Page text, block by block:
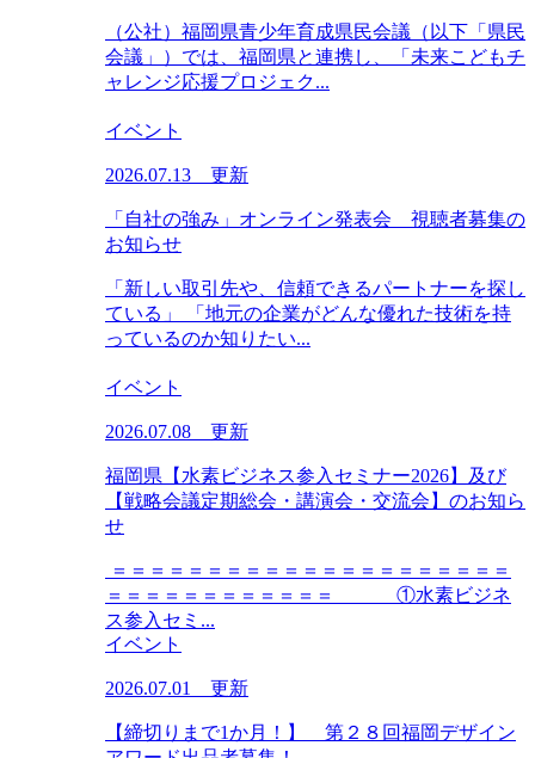
（公社）福岡県青少年育成県民会議（以下「県民
会議」）では、福岡県と連携し、「未来こどもチ
ャレンジ応援プロジェク...
イベント
2026.07.13 更新
「自社の強み」オンライン発表会 視聴者募集の
お知らせ
「新しい取引先や、信頼できるパートナーを探し
ている」 「地元の企業がどんな優れた技術を持
っているのか知りたい...
イベント
2026.07.08 更新
福岡県【水素ビジネス参入セミナー2026】及び
【戦略会議定期総会・講演会・交流会】のお知ら
せ
＝＝＝＝＝＝＝＝＝＝＝＝＝＝＝＝＝＝＝＝＝
＝＝＝＝＝＝＝＝＝＝＝＝ ①水素ビジネ
ス参入セミ...
イベント
2026.07.01 更新
【締切りまで1か月！】 第２８回福岡デザイン